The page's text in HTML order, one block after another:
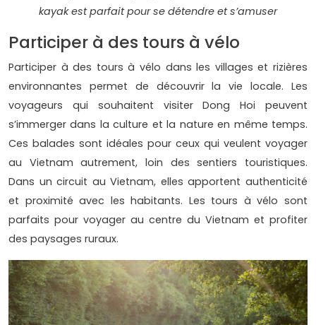
kayak est parfait pour se détendre et s’amuser
Participer à des tours à vélo
Participer à des tours à vélo dans les villages et rizières
environnantes permet de découvrir la vie locale. Les
voyageurs qui souhaitent visiter Dong Hoi peuvent
s’immerger dans la culture et la nature en même temps.
Ces balades sont idéales pour ceux qui veulent voyager
au Vietnam autrement, loin des sentiers touristiques.
Dans un circuit au Vietnam, elles apportent authenticité
et proximité avec les habitants. Les tours à vélo sont
parfaits pour voyager au centre du Vietnam et profiter
des paysages ruraux.